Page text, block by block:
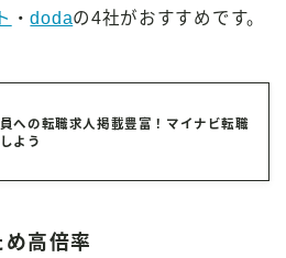
・dodaの4社がおすすめです。
への転職求人掲載豊富！マイナビ転職
よう
高倍率